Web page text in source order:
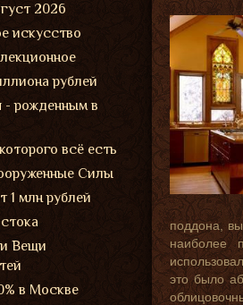
поддона,
наиболее
это было
2026
искусство
рублей
- рожденным в
всё есть
Силы
1 млн рублей
Вещи
в Москве